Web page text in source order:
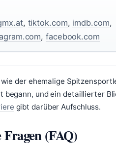
, tiktok.com, imdb.com,
,facebook.com
der ehemalige
begann, und ein detaillierter
gibt darüber Aufschluss.
(FAQ)